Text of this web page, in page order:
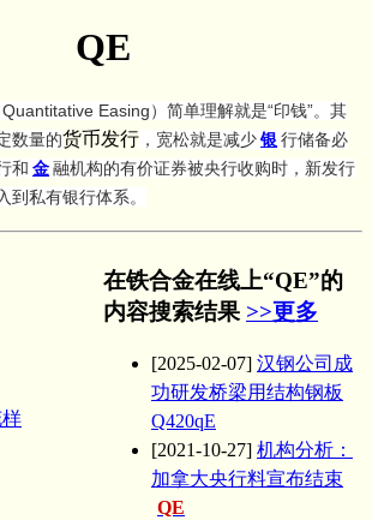
QE
Easing）简单理解就是“印钱”。其
数量的货币发行 ，宽松就是减少银 行储备必
和 金融机构的有价证券被央行收购时，新发行
到私有银行体系。
在铁合金在线上“QE”的
内容搜索结果 >>更多
[2025-02-07] 汉钢公司成
功研发桥梁用结构钢板
Q420qE
[2021-10-27] 机构分析：
加拿大央行料宣布结束
QE